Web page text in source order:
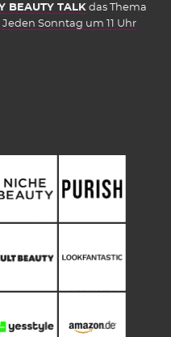
BEAUTY TALK das Thema
Jeden Sonntag um 11 Uhr